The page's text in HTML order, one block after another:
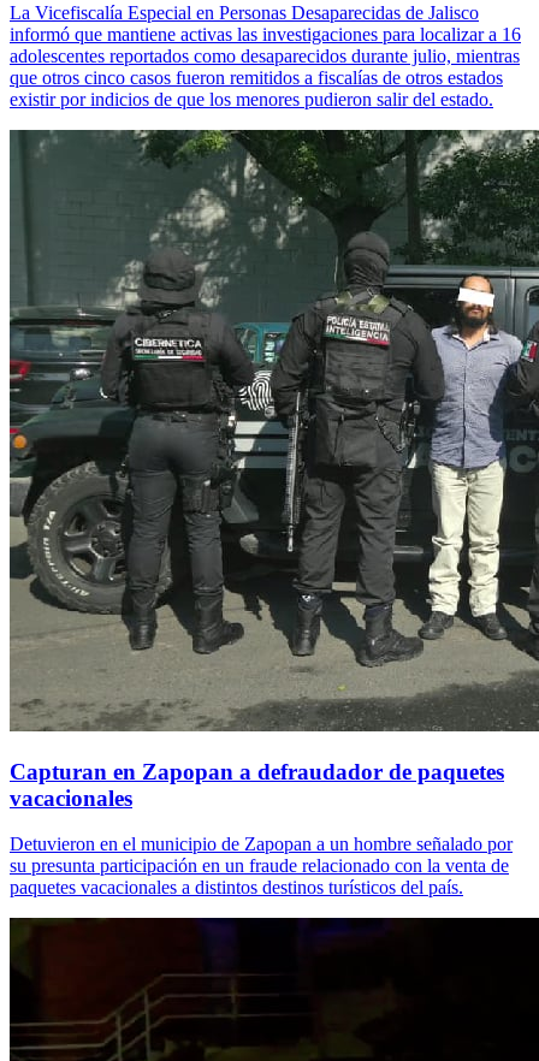
La Vicefiscalía Especial en Personas Desaparecidas de Jalisco
informó que mantiene activas las investigaciones para localizar a 16
adolescentes reportados como desaparecidos durante julio, mientras
que otros cinco casos fueron remitidos a fiscalías de otros estados
existir por indicios de que los menores pudieron salir del estado.
Capturan en Zapopan a defraudador de paquetes
vacacionales
Detuvieron en el municipio de Zapopan a un hombre señalado por
su presunta participación en un fraude relacionado con la venta de
paquetes vacacionales a distintos destinos turísticos del país.